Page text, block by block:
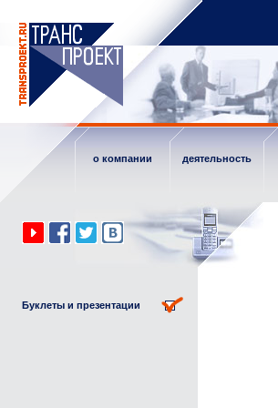
о компании деятельность
Буклеты и презентации